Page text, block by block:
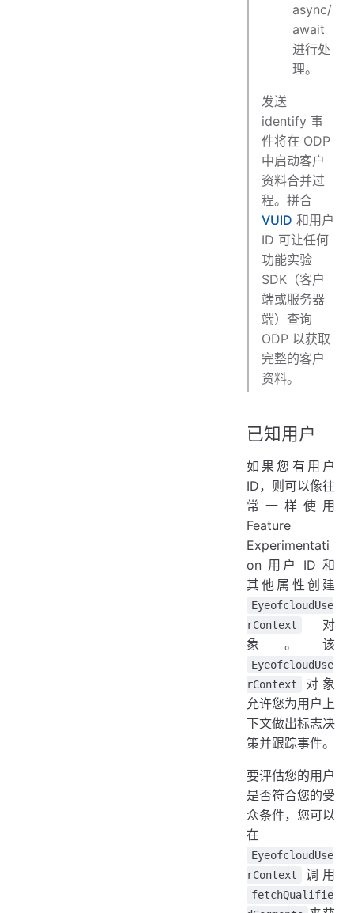
async/
await
进行处
理。
发送
identify 事
件将在 ODP
中启动客户
资料合并过
程。拼合
VUID 和用户
ID 可让任何
功能实验
SDK（客户
端或服务器
端）查询
ODP 以获取
完整的客户
资料。
已知用户
如果您有用户
ID，则可以像往
常一样使用
Feature
Experimentati
on 用户 ID 和
其他属性创建
EyeofcloudUse
rContext
对
象。该
EyeofcloudUse
rContext
对象
允许您为用户上
下文做出标志决
策并跟踪事件。
要评估您的用户
是否符合您的受
众条件，您可以
在
EyeofcloudUse
rContext
调用
fetchQualifie